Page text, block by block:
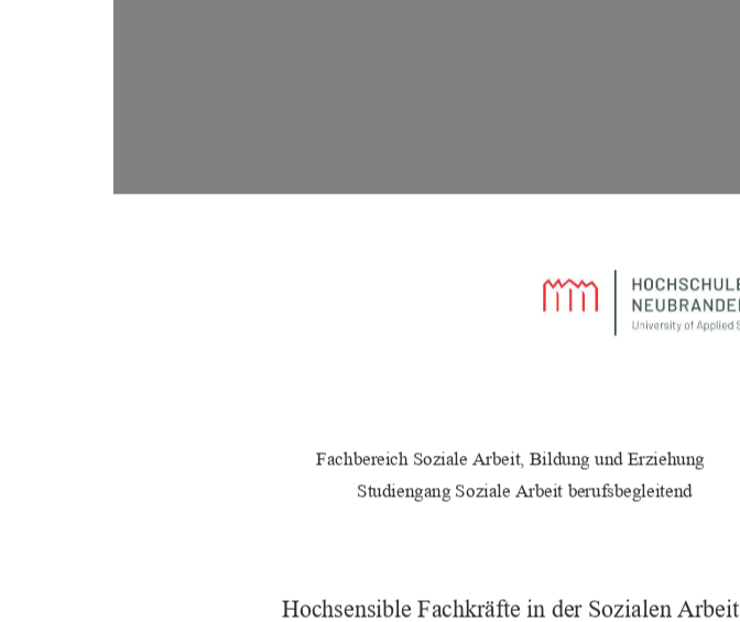
Fachbereich Soziale Arbeit, Bildung und Erziehung
Studiengang Soziale Arbeit berufsbegleitend
Hochsensible Fachkräfte in der Sozialen Arbeit